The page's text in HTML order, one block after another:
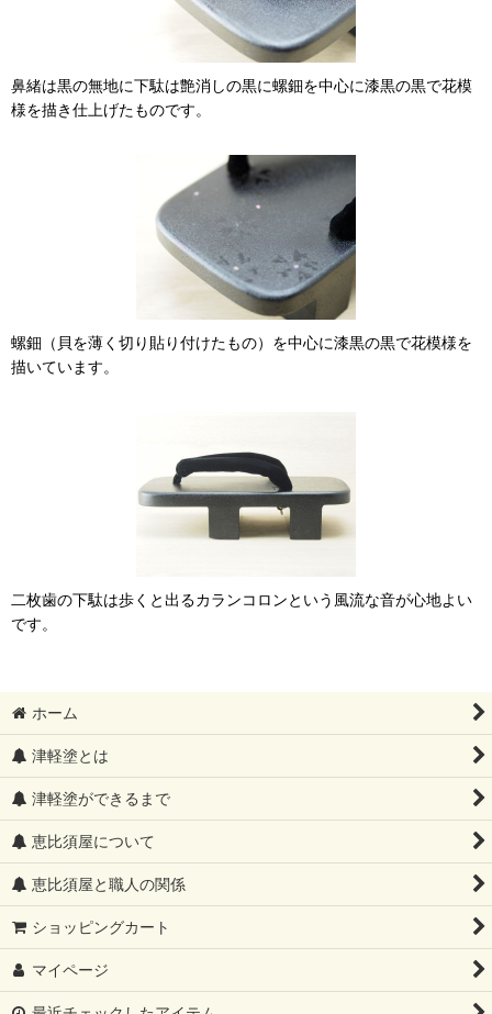
鼻緒は黒の無地に下駄は艶消しの黒に螺鈿を中心に漆黒の黒で花模
様を描き仕上げたものです。
螺鈿（貝を薄く切り貼り付けたもの）を中心に漆黒の黒で花模様を
描いています。
二枚歯の下駄は歩くと出るカランコロンという風流な音が心地よい
です。
ホーム
津軽塗とは
津軽塗ができるまで
恵比須屋について
恵比須屋と職人の関係
ショッピングカート
マイページ